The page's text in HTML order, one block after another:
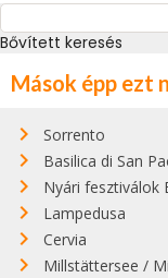
Bővített keresés
Mások épp ezt
Sorrento
Basilica di San
Nyári fesztiválok
Lampedusa
Cervia
Millstättersee /